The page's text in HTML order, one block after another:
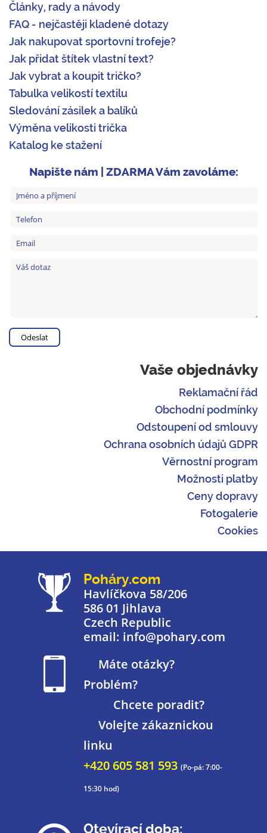
Články, rady a návody
FAQ - nejčastěji kladené dotazy
Jak nakupovat sportovní trofeje?
Jak přidat štítek vlastní text?
Jak vybrat a koupit tričko?
Tabulka velikostí textilu
Sledování zásilek a balíků
Výměna velikosti trička
Katalog ke stažení
Napište nám | ZDARMA Vám zavoláme:
Vaše objednávky
Reklamační řád
Obchodní podmínky
Odstoupení od smlouvy
Ochrana osobních údajů GDPR
Věrnostní program
Možnosti platby
Ceny dopravy
Fotogalerie
Cookies
Poháry.com
Havlíčkova 58/206
586 01 Jihlava
Czech Republic
email: info@pohary.com
Máte otázky?
Problém?
Chcete poradit?
Volejte zákaznickou
linku
+420 605 581 593 (Po-pá: 7:00-
15:30 hod)
Otevírací doba: